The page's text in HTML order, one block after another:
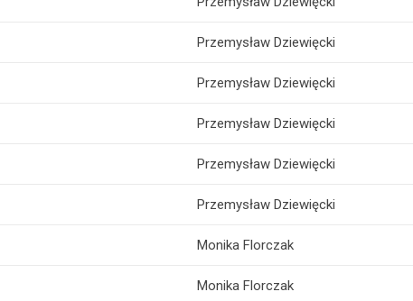
Przemysław Dziewięcki
Przemysław Dziewięcki
Przemysław Dziewięcki
Przemysław Dziewięcki
Przemysław Dziewięcki
Monika Florczak
Monika Florczak